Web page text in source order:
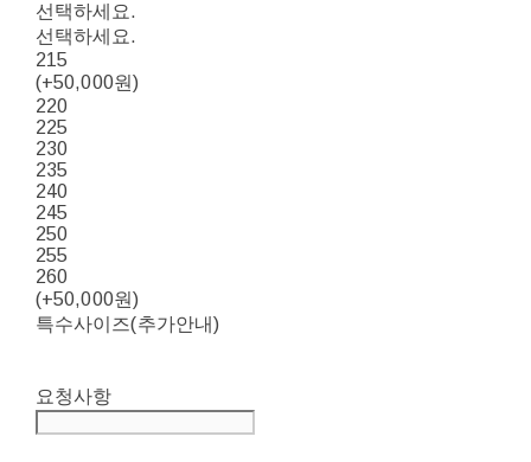
선택하세요.
선택하세요.
215
(+50,000원)
220
225
230
235
240
245
250
255
260
(+50,000원)
특수사이즈(추가안내)
요청사항